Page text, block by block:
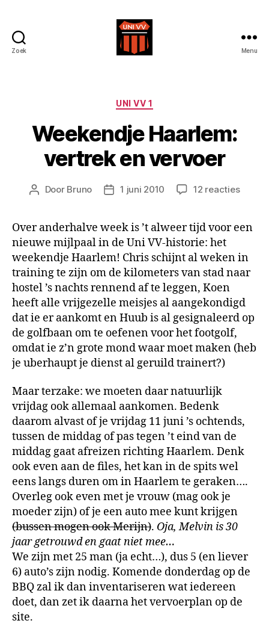
Zoek Menu
Categorieën
UNI VV 1
Weekendje Haarlem:
vertrek en vervoer
Berichtauteur
Door Bruno Berichtdatum
1 juni 2010 12 reactiesop
Over anderhalve week is ’t alweer tijd voor een
nieuwe mijlpaal in de Uni VV-historie: het
weekendje Haarlem! Chris schijnt al weken in
training te zijn om de kilometers van stad naar
hostel ’s nachts rennend af te leggen, Koen
heeft alle vrijgezelle meisjes al aangekondigd
dat ie er aankomt en Huub is al gesignaleerd op
de golfbaan om te oefenen voor het footgolf,
omdat ie z’n grote mond waar moet maken (heb
je uberhaupt je dienst al geruild trainert?)
Maar terzake: we moeten daar natuurlijk
vrijdag ook allemaal aankomen. Bedenk
daarom alvast of je vrijdag 11 juni ’s ochtends,
tussen de middag of pas tegen ’t eind van de
middag gaat afreizen richting Haarlem. Denk
ook even aan de files, het kan in de spits wel
eens langs duren om in Haarlem te geraken….
Overleg ook even met je vrouw (mag ook je
moeder zijn) of je een auto mee kunt krijgen
(bussen mogen ook Merijn). Oja, Melvin is 30
jaar getrouwd en gaat niet mee…
We zijn met 25 man (ja echt…), dus 5 (en liever
6) auto’s zijn nodig. Komende donderdag op de
BBQ zal ik dan inventariseren wat iedereen
doet, dan zet ik daarna het vervoerplan op de
site.